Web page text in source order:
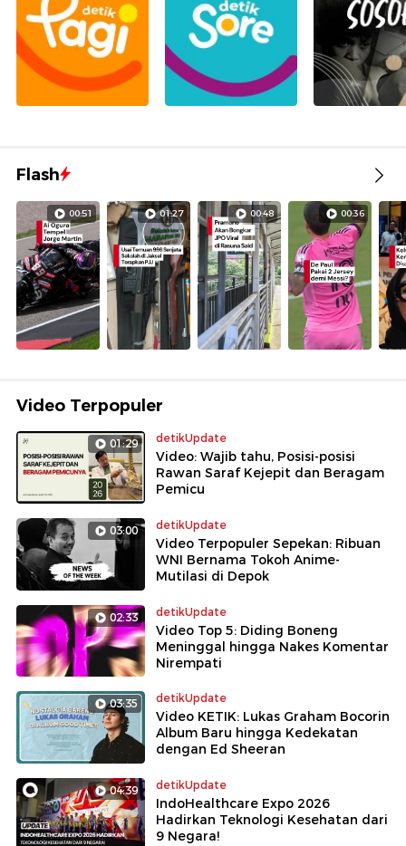
Flash
00:51 01:27 00:48 00:36
Video Terpopuler
01:29 detikUpdate
Video: Wajib tahu, Posisi-posisi
Rawan Saraf Kejepit dan Beragam
Pemicu
03:00 detikUpdate
Video Terpopuler Sepekan: Ribuan
WNI Bernama Tokoh Anime-
Mutilasi di Depok
02:33 detikUpdate
Video Top 5: Diding Boneng
Meninggal hingga Nakes Komentar
Nirempati
03:35 detikUpdate
Video KETIK: Lukas Graham Bocorin
Album Baru hingga Kedekatan
dengan Ed Sheeran
04:39 detikUpdate
IndoHealthcare Expo 2026
Hadirkan Teknologi Kesehatan dari
9 Negara!